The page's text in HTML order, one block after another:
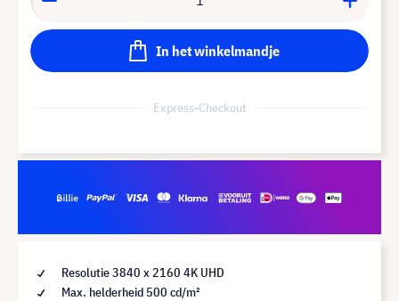
In het winkelmandje
Express-Checkout
Resolutie 3840 x 2160 4K UHD
Max. helderheid 500 cd/m²